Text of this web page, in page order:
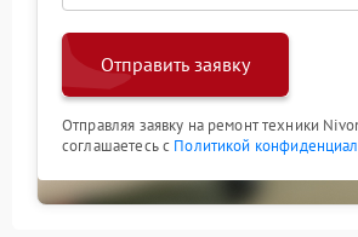
Отправить заявку
Отправляя заявку на ремонт техники
соглашаетесь с Политикой